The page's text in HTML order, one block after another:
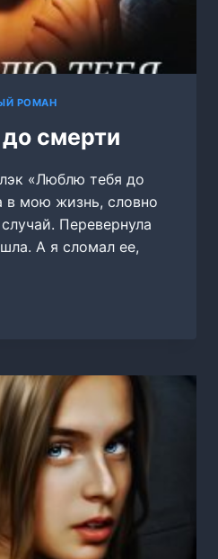
РОМАН
смерти
«Люблю тебя до
в мою жизнь, словно
Перевернула
А я сломал ее,